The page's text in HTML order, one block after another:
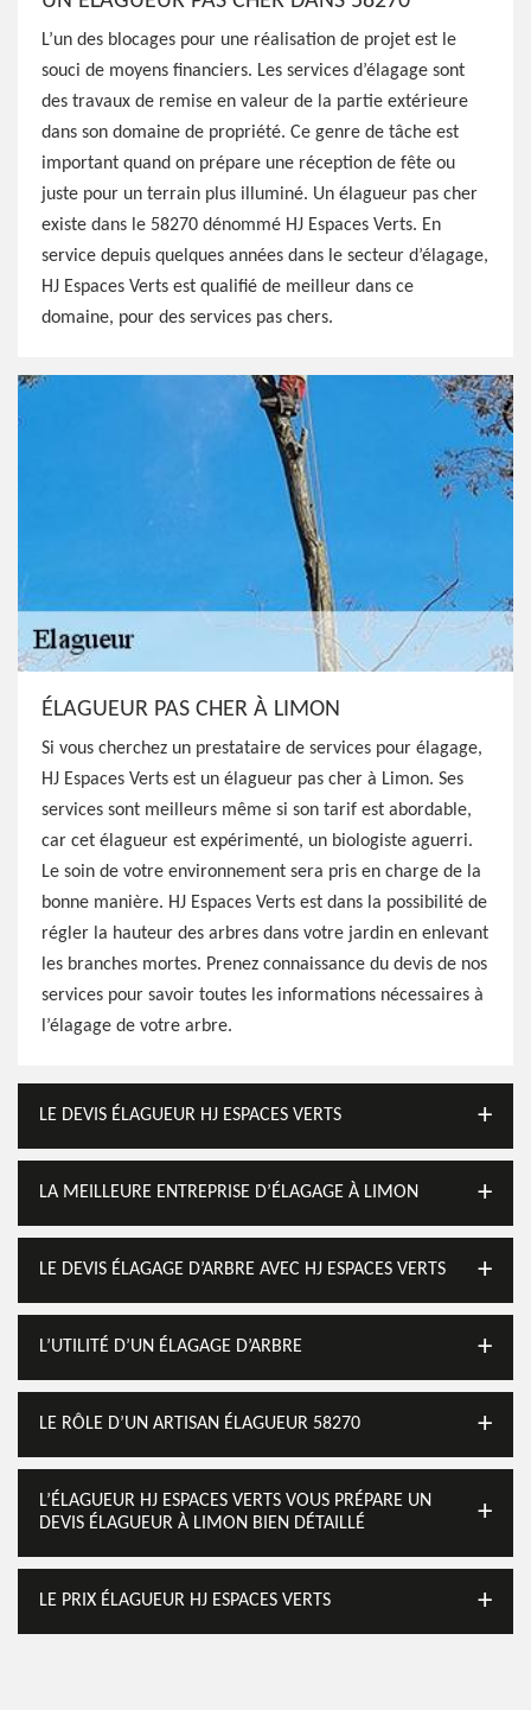
L’un des blocages pour une réalisation de projet est le
souci de moyens financiers. Les services d’élagage sont
des travaux de remise en valeur de la partie extérieure
dans son domaine de propriété. Ce genre de tâche est
important quand on prépare une réception de fête ou
juste pour un terrain plus illuminé. Un élagueur pas cher
existe dans le 58270 dénommé HJ Espaces Verts. En
service depuis quelques années dans le secteur d’élagage,
HJ Espaces Verts est qualifié de meilleur dans ce
domaine, pour des services pas chers.
ÉLAGUEUR PAS CHER À LIMON
Si vous cherchez un prestataire de services pour élagage,
HJ Espaces Verts est un élagueur pas cher à Limon. Ses
services sont meilleurs même si son tarif est abordable,
car cet élagueur est expérimenté, un biologiste aguerri.
Le soin de votre environnement sera pris en charge de la
bonne manière. HJ Espaces Verts est dans la possibilité de
régler la hauteur des arbres dans votre jardin en enlevant
les branches mortes. Prenez connaissance du devis de nos
services pour savoir toutes les informations nécessaires à
l’élagage de votre arbre.
LE DEVIS ÉLAGUEUR HJ ESPACES VERTS
LA MEILLEURE ENTREPRISE D’ÉLAGAGE À LIMON
LE DEVIS ÉLAGAGE D’ARBRE AVEC HJ ESPACES VERTS
L’UTILITÉ D’UN ÉLAGAGE D’ARBRE
LE RÔLE D’UN ARTISAN ÉLAGUEUR 58270
L’ÉLAGUEUR HJ ESPACES VERTS VOUS PRÉPARE UN
DEVIS ÉLAGUEUR À LIMON BIEN DÉTAILLÉ
LE PRIX ÉLAGUEUR HJ ESPACES VERTS